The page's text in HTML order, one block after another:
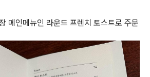
메인메뉴인 라운드 프렌치 토스트로 주문